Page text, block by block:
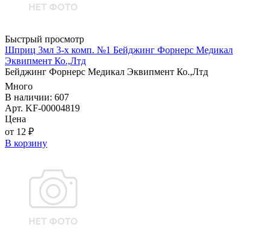
Быстрый просмотр
Шприц 3мл 3-х комп. №1 Бейджинг Форнерс Медикал
Эквипмент Ко.,Лтд
Бейджинг Форнерс Медикал Эквипмент Ко.,Лтд
Много
В наличии: 607
Арт. KF-00004819
Цена
от 12 ₽
В корзину